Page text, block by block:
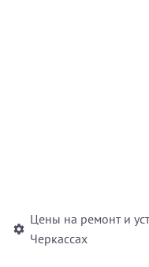
Цены на ремонт и
Черкассах